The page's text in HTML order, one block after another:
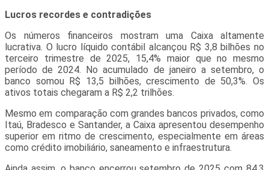
Lucros recordes e contradições
Os números financeiros mostram uma Caixa altamente
lucrativa. O lucro líquido contábil alcançou R$ 3,8 bilhões no
terceiro trimestre de 2025, 15,4% maior que no mesmo
período de 2024. No acumulado de janeiro a setembro, o
banco somou R$ 13,5 bilhões, crescimento de 50,3%. Os
ativos totais chegaram a R$ 2,2 trilhões.
Mesmo em comparação com grandes bancos privados, como
Itaú, Bradesco e Santander, a Caixa apresentou desempenho
superior em ritmo de crescimento, especialmente em áreas
como crédito imobiliário, saneamento e infraestrutura.